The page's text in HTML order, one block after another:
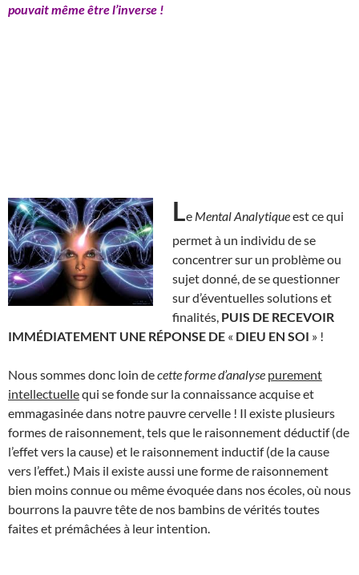
pouvait même être l’inverse !
Le Mental Analytiqueest ce qui
permet à un individu de se
concentrer sur un problème ou
sujet donné, de se questionner
sur d’éventuelles solutions et
finalités, PUIS DE RECEVOIR
IMMÉDIATEMENT UNE RÉPONSE DE « DIEU EN SOI » !
Nous sommes donc loin decette formed’analyse purement
intellectuellequi se fonde sur la connaissance acquise et
emmagasinée dans notre pauvre cervelle ! Il existe plusieurs
formes de raisonnement, tels que le raisonnement déductif (de
l’effet vers la cause) et le raisonnement inductif (de la cause
vers l’effet.) Mais il existe aussi une forme de raisonnement
bien moins connue ou même évoquée dans nos écoles, où nous
bourrons la pauvre tête de nos bambins de vérités toutes
faites et prémâchées à leur intention.